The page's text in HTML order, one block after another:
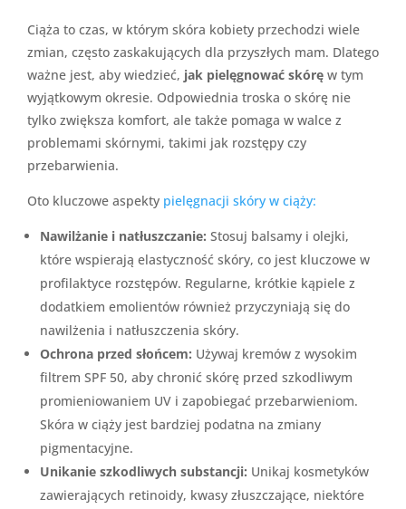
Ciąża to czas, w którym skóra kobiety przechodzi wiele
zmian, często zaskakujących dla przyszłych mam. Dlatego
ważne jest, aby wiedzieć, jak pielęgnować skórę w tym
wyjątkowym okresie. Odpowiednia troska o skórę nie
tylko zwiększa komfort, ale także pomaga w walce z
problemami skórnymi, takimi jak rozstępy czy
przebarwienia.
Oto kluczowe aspekty pielęgnacji skóry w ciąży:
Nawilżanie i natłuszczanie: Stosuj balsamy i olejki,
które wspierają elastyczność skóry, co jest kluczowe w
profilaktyce rozstępów. Regularne, krótkie kąpiele z
dodatkiem emolientów również przyczyniają się do
nawilżenia i natłuszczenia skóry.
Ochrona przed słońcem: Używaj kremów z wysokim
filtrem SPF 50, aby chronić skórę przed szkodliwym
promieniowaniem UV i zapobiegać przebarwieniom.
Skóra w ciąży jest bardziej podatna na zmiany
pigmentacyjne.
Unikanie szkodliwych substancji: Unikaj kosmetyków
zawierających retinoidy, kwasy złuszczające, niektóre